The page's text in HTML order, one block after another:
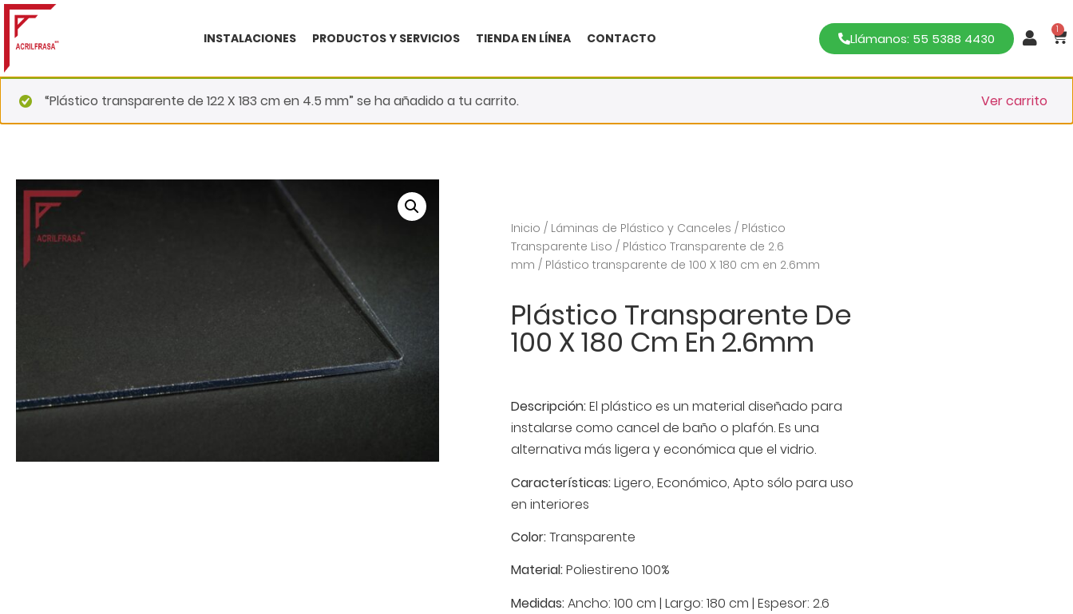
INSTALACIONES PRODUCTOS Y SERVICIOS TIENDA EN LÍNEA CONTACTO Llámanos: 55 5388 4430
1
“Plástico transparente de 122 X 183 cm en 4.5 mm” se ha añadido a tu carrito. Ver carrito
Inicio / Láminas de Plástico y Canceles / Plástico
Transparente Liso / Plástico Transparente de 2.6
mm / Plástico transparente de 100 X 180 cm en 2.6mm
Plástico Transparente De
100 X 180 Cm En 2.6mm
Descripción:El plástico es un material diseñado para
instalarse como cancel de baño o plafón. Es una
alternativa más ligera y económica que el vidrio.
Características:Ligero, Económico, Apto sólo para uso
en interiores
Color:Transparente
Material:Poliestireno 100%
Medidas:Ancho: 100 cm | Largo: 180 cm | Espesor: 2.6